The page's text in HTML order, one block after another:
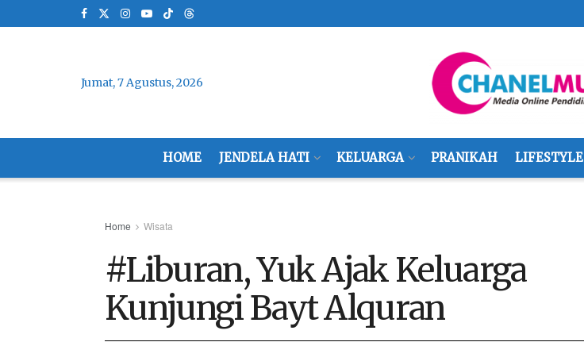
Jumat, 7 Agustus, 2026
HOME JENDELA HATI KELUARGA PRANIKAH LIFESTYLE
Home Wisata
#Liburan, Yuk Ajak Keluarga
Kunjungi Bayt Alquran